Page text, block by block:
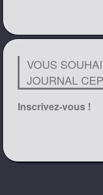
VOUS
JOURNAL
Inscrivez-vous !